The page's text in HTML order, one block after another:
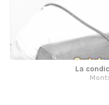
La